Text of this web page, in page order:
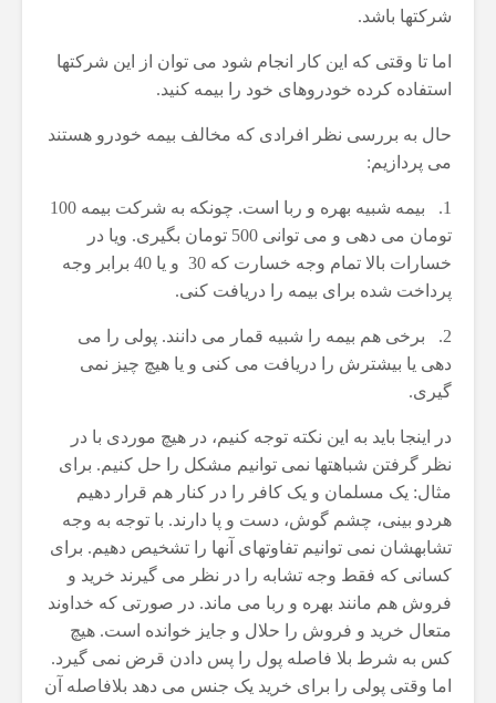
شرکتها باشد.
اما تا وقتی که این کار انجام شود می توان از این شرکتها
استفاده کرده خودروهای خود را بیمه کنید.
حال به بررسی نظر افرادی که مخالف بیمه خودرو هستند
می پردازیم:
1. بیمه شبیه بهره و ربا است. چونکه به شرکت بیمه 100
تومان می دهی و می توانی 500 تومان بگیری. ویا در
خسارات بالا تمام وجه خسارت که 30 و یا 40 برابر وجه
پرداخت شده برای بیمه را دریافت کنی.
2. برخی هم بیمه را شبیه قمار می دانند. پولی را می
دهی یا بیشترش را دریافت می کنی و یا هیچ چیز نمی
گیری.
در اینجا باید به این نکته توجه کنیم، در هیچ موردی با در
نظر گرفتن شباهتها نمی توانیم مشکل را حل کنیم. برای
مثال: یک مسلمان و یک کافر را در کنار هم قرار دهیم
هردو بینی، چشم گوش، دست و پا دارند. با توجه به وجه
تشابهشان نمی توانیم تفاوتهای آنها را تشخیص دهیم. برای
کسانی که فقط وجه تشابه را در نظر می گیرند خرید و
فروش هم مانند بهره و ربا می ماند. در صورتی که خداوند
متعال خرید و فروش را حلال و جایز خوانده است. هیچ
کس به شرط بلا فاصله پول را پس دادن قرض نمی گیرد.
اما وقتی پولی را برای خرید یک جنس می دهد بلافاصله آن
ساختن یا درخواست آن
4 جولای 2026
15 نمایش ها